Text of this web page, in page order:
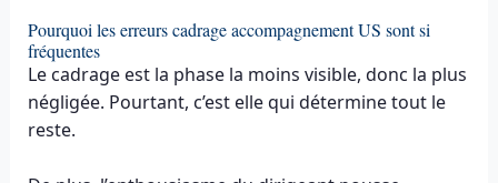
Pourquoi les erreurs cadrage accompagnement US sont si
fréquentes
Le cadrage est la phase la moins visible, donc la plus
négligée. Pourtant, c’est elle qui détermine tout le
reste.